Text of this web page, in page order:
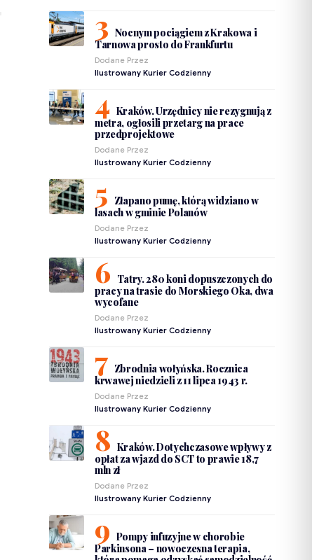
Nocnym pociągiem z Krakowa i
Tarnowa prosto do Frankfurtu
Dodane Przez
Ilustrowany Kurier Codzienny
Kraków. Urzędnicy nie rezygnują z
metra, ogłosili przetarg na prace
przedprojektowe
Dodane Przez
Ilustrowany Kurier Codzienny
Złapano pumę, którą widziano w
lasach w gminie Polanów
Dodane Przez
Ilustrowany Kurier Codzienny
Tatry. 280 koni dopuszczonych do
pracy na trasie do Morskiego Oka, dwa
wycofane
Dodane Przez
Ilustrowany Kurier Codzienny
Zbrodnia wołyńska. Rocznica
krwawej niedzieli z 11 lipca 1943 r.
Dodane Przez
Ilustrowany Kurier Codzienny
Kraków. Dotychczasowe wpływy z
opłat za wjazd do SCT to prawie 18,7
mln zł
Dodane Przez
Ilustrowany Kurier Codzienny
Pompy infuzyjne w chorobie
Parkinsona – nowoczesna terapia,